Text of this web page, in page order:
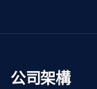
公司架構